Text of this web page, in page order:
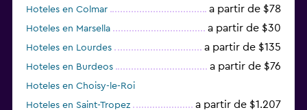
Hoteles en Colmar a partir de $78
Hoteles en Marsella a partir de $30
Hoteles en Lourdes a partir de $135
Hoteles en Burdeos a partir de $76
Hoteles en Choisy-le-Roi
Hoteles en Saint-Tropez
a partir de $1.207